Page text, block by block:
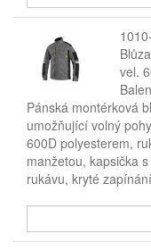
vel.
Pánská montérková
umožňující volný
600D polyesterem,
manžetou, kapsička
rukávu, kryté